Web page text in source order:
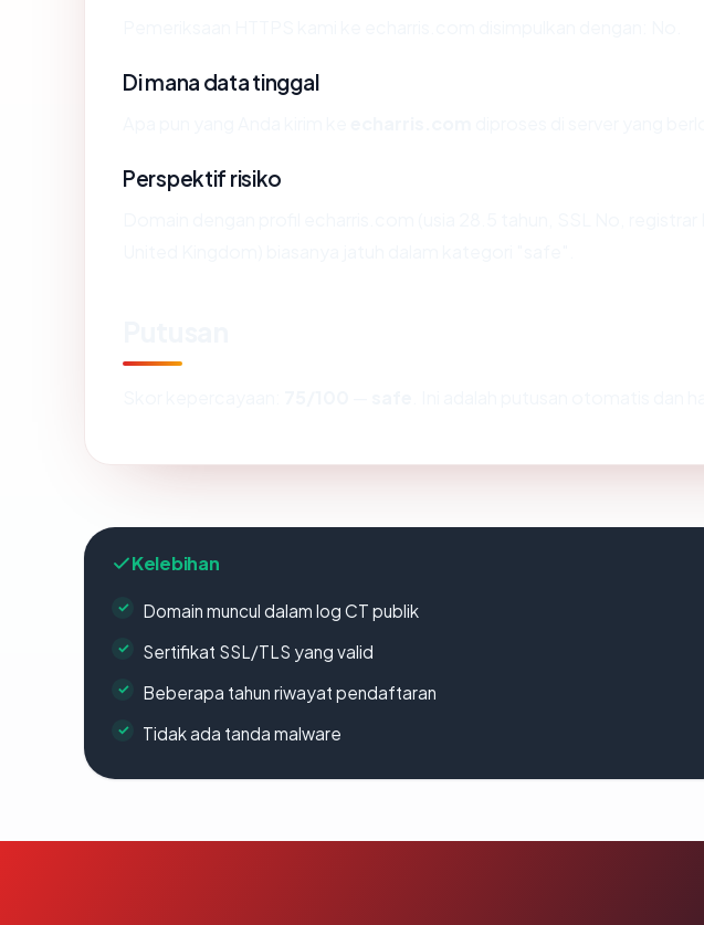
Di mana data tinggal
Perspektif risiko
Kelebihan
Domain muncul dalam log CT publik
Sertifikat SSL/TLS yang valid
Beberapa tahun riwayat pendaftaran
Tidak ada tanda malware